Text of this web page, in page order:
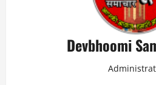
Devbhoomi